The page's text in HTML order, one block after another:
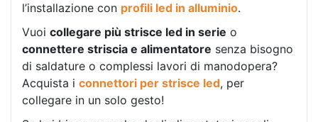
l’installazione con profili led in alluminio.
Vuoi collegare più strisce led in serie o
connettere striscia e alimentatore senza bisogno
di saldature o complessi lavori di manodopera?
Acquista i connettori per strisce led, per
collegare in un solo gesto!